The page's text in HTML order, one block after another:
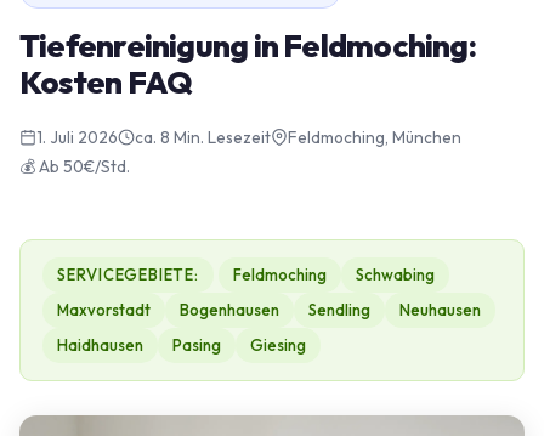
Tiefenreinigung in Feldmoching:
Kosten FAQ
1. Juli 2026 ca. 8 Min. Lesezeit
Feldmoching, München
💰 Ab 50€/Std.
SERVICEGEBIETE: Feldmoching
Schwabing
Maxvorstadt
Bogenhausen Sendling
Neuhausen
Haidhausen
Pasing Giesing